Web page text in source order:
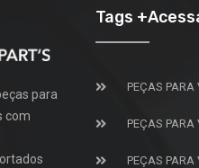
para
com
Tags
PEÇAS PARA
PEÇAS PARA
PEÇAS PARA